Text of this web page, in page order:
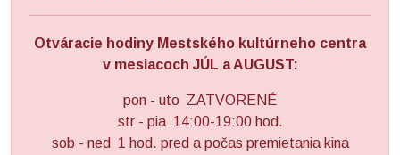
Otváracie hodiny Mestského kultúrneho centra
v mesiacoch JÚL a AUGUST:
pon - uto ZATVORENÉ
str - pia 14:00-19:00 hod.
sob - ned 1 hod. pred a počas premietania kina